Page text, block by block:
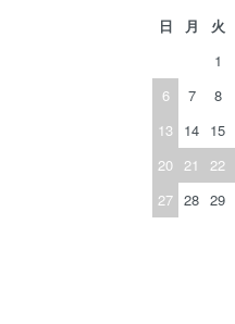
日 月 火
1
6
7 8
13
14 15
20 21 22
27 28 29